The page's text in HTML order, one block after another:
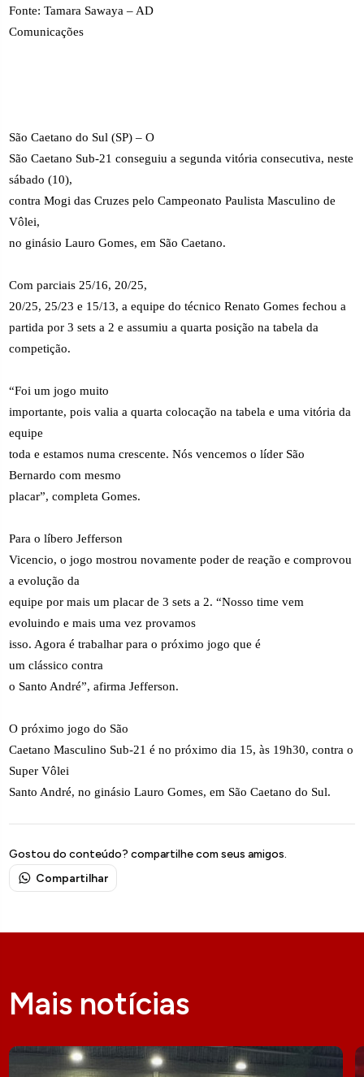
Fonte: Tamara Sawaya – AD
Comunicações
São Caetano do Sul (SP) – O
São Caetano Sub-21 conseguiu a segunda vitória consecutiva, neste
sábado (10),
contra Mogi das Cruzes pelo Campeonato Paulista Masculino de
Vôlei,
no ginásio Lauro Gomes, em São Caetano.
Com parciais 25/16, 20/25,
20/25, 25/23 e 15/13, a equipe do técnico Renato Gomes fechou a
partida por 3 sets a 2 e assumiu a quarta posição na tabela da
competição.
“Foi um jogo muito
importante, pois valia a quarta colocação na tabela e uma vitória da
equipe
toda e estamos numa crescente. Nós vencemos o líder São
Bernardo com mesmo
placar”, completa Gomes.
Para o líbero Jefferson
Vicencio, o jogo mostrou novamente poder de reação e comprovou
a evolução da
equipe por mais um placar de 3 sets a 2. “Nosso time vem
evoluindo e mais uma vez provamos
isso. Agora é trabalhar para o próximo jogo que é
um clássico contra
o Santo André”, afirma Jefferson.
O próximo jogo do São
Caetano Masculino Sub-21 é no próximo dia 15, às 19h30, contra o
Super Vôlei
Santo André, no ginásio Lauro Gomes, em São Caetano do Sul.
Gostou do conteúdo? compartilhe com seus amigos.
Compartilhar
Mais notícias